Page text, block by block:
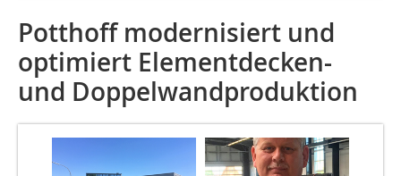
Potthoff modernisiert und
optimiert Elementdecken-
und Doppelwandproduktion